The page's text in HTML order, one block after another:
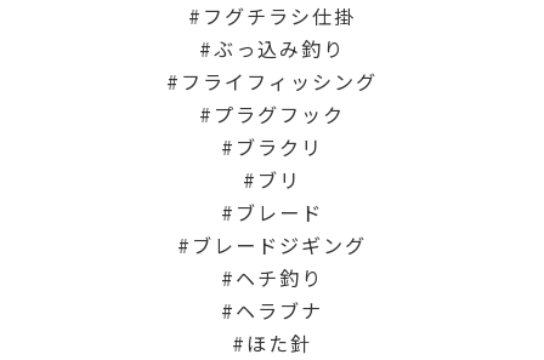
フグチラシ仕掛
ぶっ込み釣り
フライフィッシング
プラグフック
ブラクリ
ブリ
ブレード
ブレードジギング
ヘチ釣り
ヘラブナ
ほた針